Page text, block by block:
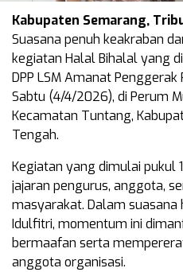
Kabupaten Semarang,
Suasana penuh keakraban
kegiatan Halal Bihalal yang
DPP LSM Amanat Penggerak
Sabtu (4/4/2026), di Perum
Kecamatan Tuntang,
Tengah.
Kegiatan yang dimulai pukul
jajaran pengurus, anggota,
masyarakat. Dalam suasana
Idulfitri, momentum ini
bermaafan serta
anggota organisasi.